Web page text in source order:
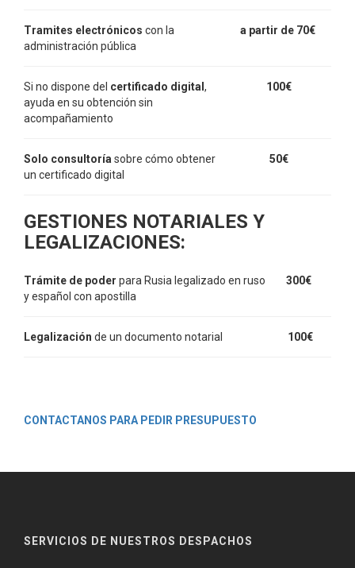
Tramites electrónicos con la
administración pública
a partir de 70€
Si no dispone del certificado digital,
ayuda en su obtención sin
acompañamiento
100€
Solo consultoría sobre cómo obtener
un certificado digital
50€
GESTIONES NOTARIALES Y
LEGALIZACIONES:
Trámite de poder para Rusia legalizado en ruso
y español con apostilla
300€
Legalización de un documento notarial 100€
CONTACTANOS PARA PEDIR PRESUPUESTO
SERVICIOS DE NUESTROS DESPACHOS